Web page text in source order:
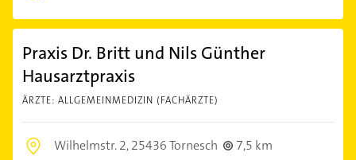
Praxis Dr. Britt und Nils Günther
Hausarztpraxis
ÄRZTE: ALLGEMEINMEDIZIN (FACHÄRZTE)
Wilhelmstr. 2,25436 Tornesch
7,5 km